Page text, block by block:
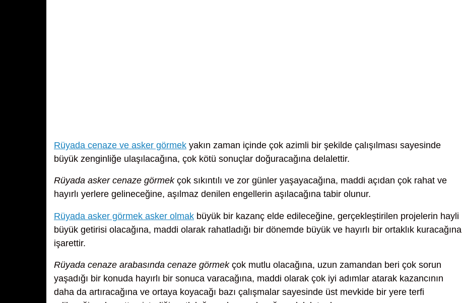
Rüyada cenaze ve asker görmek yakın zaman içinde çok azimli bir şekilde çalışılması sayesinde
büyük zenginliğe ulaşılacağına, çok kötü sonuçlar doğuracağına delalettir.
Rüyada asker cenaze görmekçok sıkıntılı ve zor günler yaşayacağına, maddi açıdan çok rahat ve
hayırlı yerlere gelineceğine, aşılmaz denilen engellerin aşılacağına tabir olunur.
Rüyada asker görmek asker olmak büyük bir kazanç elde edileceğine, gerçekleştirilen projelerin hayli
büyük getirisi olacağına, maddi olarak rahatladığı bir dönemde büyük ve hayırlı bir ortaklık kuracağına
işarettir.
Rüyada cenaze arabasında cenaze görmekçok mutlu olacağına, uzun zamandan beri çok sorun
yaşadığı bir konuda hayırlı bir sonuca varacağına, maddi olarak çok iyi adımlar atarak kazancının
daha da artıracağına ve ortaya koyacağı bazı çalışmalar sayesinde üst mevkide bir yere terfi